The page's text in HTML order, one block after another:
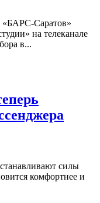
«БАРС-Саратов»
на телеканале
в...
силы
комфортнее и